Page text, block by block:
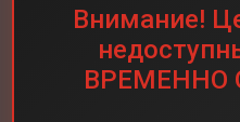
Внимание!
ВРЕМЕННО